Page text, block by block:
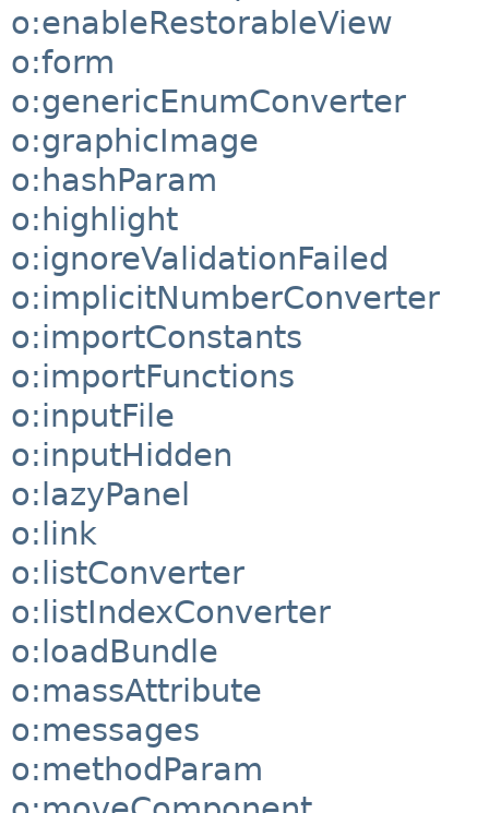
o:enableRestorableView
o:form
o:genericEnumConverter
o:graphicImage
o:hashParam
o:highlight
o:ignoreValidationFailed
o:implicitNumberConverter
o:importConstants
o:importFunctions
o:inputFile
o:inputHidden
o:lazyPanel
o:link
o:listConverter
o:listIndexConverter
o:loadBundle
o:massAttribute
o:messages
o:methodParam